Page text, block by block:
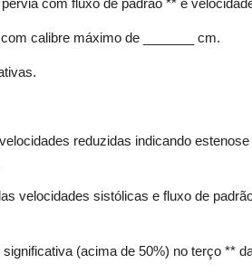
com fluxo de padrão ** e
calibre máximo de _______ cm.
reduzidas indicando
velocidades sistólicas e fluxo de
(acima de 50%) no terço **